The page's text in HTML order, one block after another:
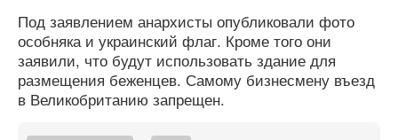
Под заявлением анархисты опубликовали фото
особняка и украинский флаг. Кроме того они
заявили, что будут использовать здание для
размещения беженцев. Самому бизнесмену въезд
в Великобританию запрещен.